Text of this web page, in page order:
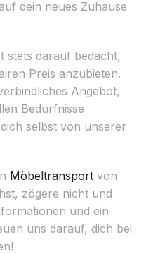
dein neues Zuhause
stets darauf bedacht,
Preis anzubieten.
Angebot,
Bedürfnisse
selbst von unserer
Möbeltransport von
zögere nicht und
und ein
uns darauf, dich bei